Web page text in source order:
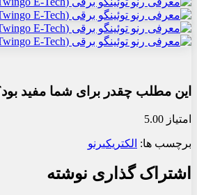
این مطلب چقدر برای شما مفید
امتیاز 5.00
برچسب ها: الکتریکیرنو
اشتراک گذاری نوشته